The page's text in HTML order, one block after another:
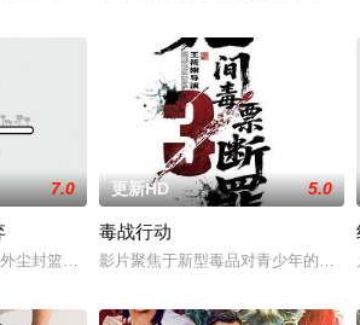
生活。一名科学家被绑架，重要信息面临泄露风
7.0
尘封篮球梦。为完成病危师兄的嘱托，他接手一
更新HD 5.0
毒战行动
影片聚焦于新型毒品对青少年的危害